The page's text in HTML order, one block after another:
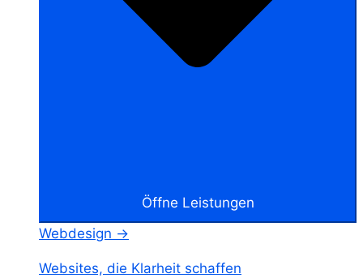
Öffne Leistungen
Webdesign →
Websites, die Klarheit schaffen